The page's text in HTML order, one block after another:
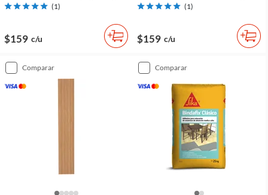
(1)
$159 c/u
(1)
$159 c/u
comparar comparar